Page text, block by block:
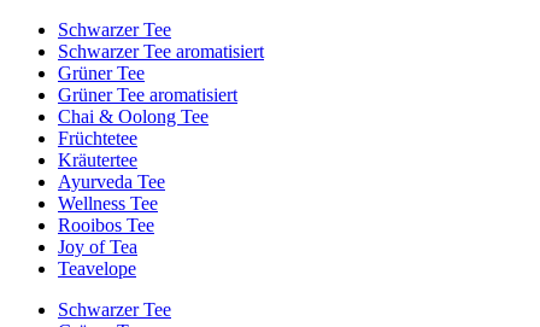
Schwarzer Tee
Schwarzer Tee aromatisiert
Grüner Tee
Grüner Tee aromatisiert
Chai & Oolong Tee
Früchtetee
Kräutertee
Ayurveda Tee
Wellness Tee
Rooibos Tee
Joy of Tea
Teavelope
Schwarzer Tee